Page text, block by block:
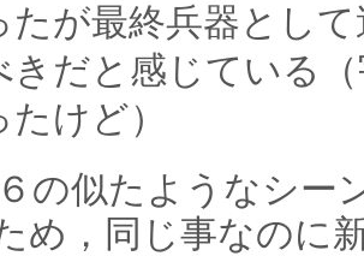
たが最終兵器とし
きだと感じている
けど）
の似たようなシー
め，同じ事なのに